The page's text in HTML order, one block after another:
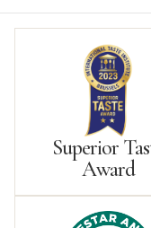
Superior
Award